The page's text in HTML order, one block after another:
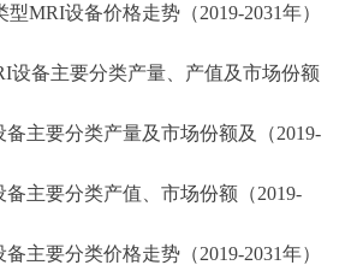
型MRI设备价格走势（2019-2031年）
设备主要分类产量、产值及市场份额
备主要分类产量及市场份额及（2019-
备主要分类产值、市场份额（2019-
主要分类价格走势（2019-2031年）